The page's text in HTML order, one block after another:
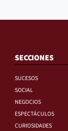
SECCIONES
SUCESOS
SOCIAL
NEGOCIOS
ESPECTÁCULOS
CURIOSIDADES